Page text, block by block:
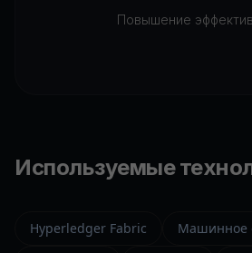
Повышение
Используемые
Hyperledger Fabric
Машинное